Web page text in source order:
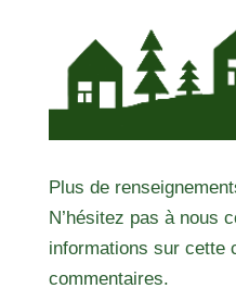
Plus de
N’hésitez pas à nous
informations sur cette
commentaires.